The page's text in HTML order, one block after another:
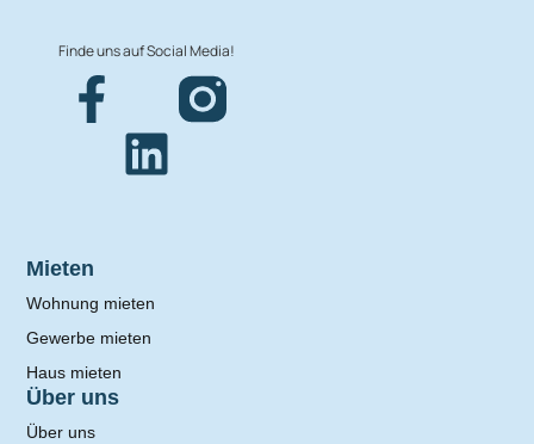
Mieten
Wohnung mieten
Gewerbe mieten
Haus mieten
Über uns
Über uns
Finde uns auf Social Media!